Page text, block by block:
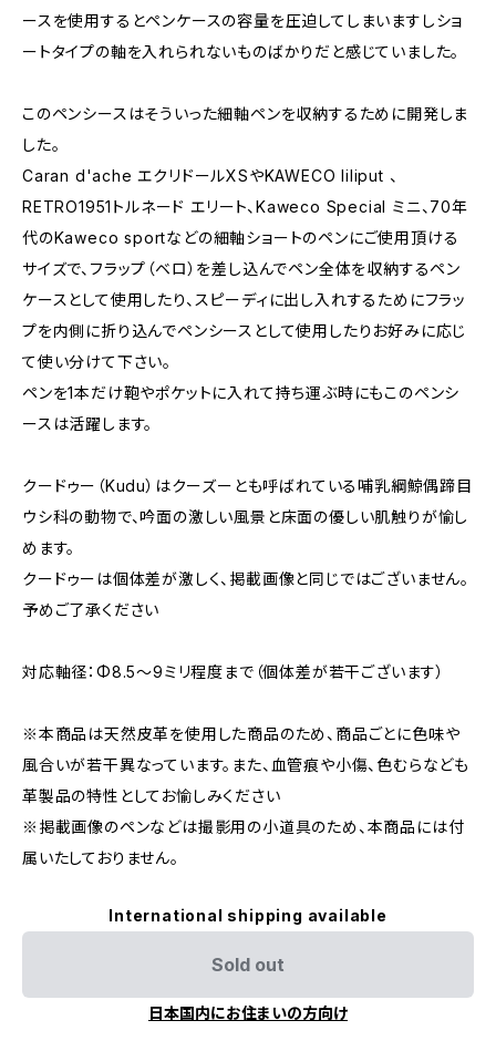
ースを使用するとペンケースの容量を圧迫してしまいますしショ
ートタイプの軸を入れられないものばかりだと感じていました。
このペンシースはそういった細軸ペンを収納するために開発しま
した。
Caran d'ache エクリドールXSやKAWECO liliput 、
RETRO1951トルネード エリート、Kaweco Special ミニ、70年
代のKaweco sportなどの細軸ショートのペンにご使用頂ける
サイズで、フラップ（ベロ）を差し込んでペン全体を収納するペン
ケースとして使用したり、スピーディに出し入れするためにフラッ
プを内側に折り込んでペンシースとして使用したりお好みに応じ
て使い分けて下さい。
ペンを1本だけ鞄やポケットに入れて持ち運ぶ時にもこのペンシ
ースは活躍します。
クードゥー（Kudu）はクーズーとも呼ばれている哺乳綱鯨偶蹄目
ウシ科の動物で、吟面の激しい風景と床面の優しい肌触りが愉し
めます。
クードゥーは個体差が激しく、掲載画像と同じではございません。
予めご了承ください
対応軸径：Φ8.5〜9ミリ程度まで（個体差が若干ございます）
※本商品は天然皮革を使用した商品のため、商品ごとに色味や
風合いが若干異なっています。また、血管痕や小傷、色むらなども
革製品の特性としてお愉しみください
※掲載画像のペンなどは撮影用の小道具のため、本商品には付
属いたしておりません。
International shipping available
Sold out
日本国内にお住まいの方向け